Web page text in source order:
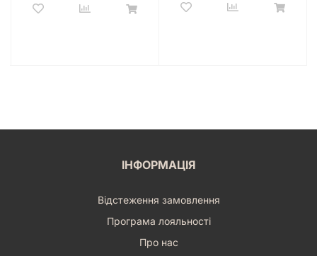
ІНФОРМАЦІЯ
Відстеження замовлення
Програма лояльності
Про нас